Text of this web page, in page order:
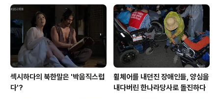
근 이들 두 자매가 한집에 시집을 가서 위치가 바뀌게 되
는-언니는 동생에게 형님이라고 불러야 하고 동생은 언니
더러 동서하면서 하대하겠죠? 그리고 언니는 친엄마에게
큰어머님, 동생은 어머님 하면서 깍듯이 모실..
섹시하다의 북한말은 '박음직스럽
다'?
휠체어를 내던진 장애인들, 양심을
내다버린 한나라당사로 돌진하다